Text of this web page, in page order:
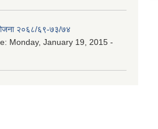
२०६८/६९-७३/७४
Monday, January 19, 2015 -